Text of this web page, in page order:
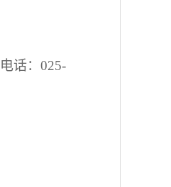
电话：025-